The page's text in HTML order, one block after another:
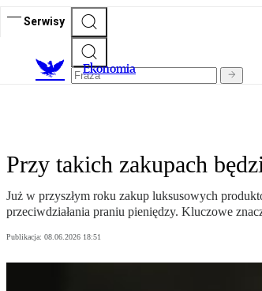
Serwisy
Ekonomia
Przy takich zakupach
Już w przyszłym roku zakup luksusowych
przeciwdziałania praniu pieniędzy. Kluczowe
Publikacja: 08.06.2026 18:51